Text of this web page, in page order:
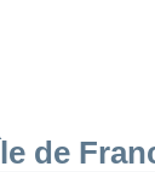
de